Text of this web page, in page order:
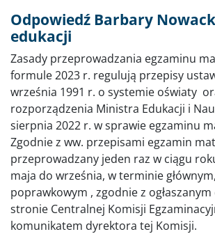
Odpowiedź Barbary
edukacji
Zasady przeprowadzania egzaminu
formule 2023 r. regulują przepisy
września 1991 r. o systemie oświaty
rozporządzenia Ministra Edukacji i
sierpnia 2022 r. w sprawie egzaminu
Zgodnie z ww. przepisami egzamin
przeprowadzany jeden raz w ciągu
maja do września, w terminie
poprawkowym , zgodnie z
stronie Centralnej Komisji
komunikatem dyrektora tej Komisji.